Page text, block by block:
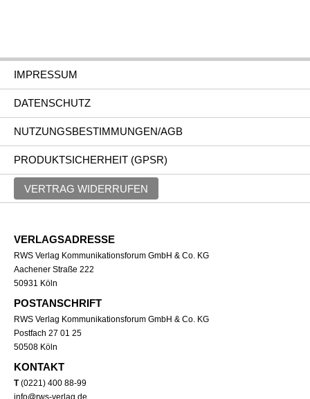
IMPRESSUM
DATENSCHUTZ
NUTZUNGSBESTIMMUNGEN/AGB
PRODUKTSICHERHEIT (GPSR)
VERTRAG WIDERRUFEN
VERLAGSADRESSE
RWS Verlag Kommunikationsforum GmbH & Co. KG
Aachener Straße 222
50931 Köln
POSTANSCHRIFT
RWS Verlag Kommunikationsforum GmbH & Co. KG
Postfach 27 01 25
50508 Köln
KONTAKT
T(0221) 400 88-99
info@rws-verlag.de